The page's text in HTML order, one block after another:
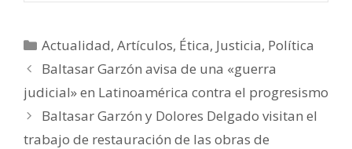
Categorías
Actualidad,Artículos, Ética, Justicia, Política
Baltasar Garzón avisa de una «guerra
judicial» en Latinoamérica contra el progresismo
Baltasar Garzón y Dolores Delgado visitan el
trabajo de restauración de las obras de